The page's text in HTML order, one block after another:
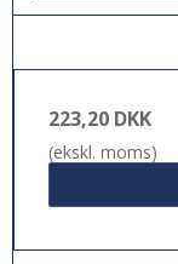
223,20 DKK
(ekskl. moms)